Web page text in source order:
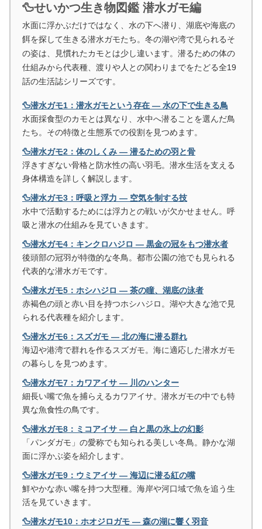
🦆せいかつ生き物図鑑 潜水ガモ編
水面に浮かぶだけではなく、水の下へ潜り、湖底や海底の
餌を探して生きる潜水ガモたち。冬の湖や湾で見られるそ
の姿は、見慣れたカモとは少し違います。潜るための体の
仕組みから代表種、渡りや人との関わりまでをたどる全19
話の生活誌シリーズです。
🦆潜水ガモ1：潜水ガモという存在 ― 水の下で生きる鳥
水面採食型のカモとは異なり、水中へ潜ることを選んだ鳥
たち。その特徴と生態系での役割を見つめます。
🦆潜水ガモ2：体のしくみ ― 潜るための羽と骨
浮きすぎない骨格と防水性の高い羽毛。潜水生活を支える
身体構造を詳しく解説します。
🦆潜水ガモ3：呼吸と浮力 ― 空気を制する技
水中で活動するためには浮力との戦いが欠かせません。呼
吸と潜水の仕組みを見ていきます。
🦆潜水ガモ4：キンクロハジロ ― 黒金の冠をもつ潜水者
後頭部の冠羽が特徴的な冬鳥。都市公園の池でも見られる
代表的な潜水ガモです。
🦆潜水ガモ5：ホシハジロ ― 茶の瞳、湖底の泳者
赤褐色の頭と赤い目を持つホシハジロ。湖や大きな池で見
られる代表種を紹介します。
🦆潜水ガモ6：スズガモ ― 北の海に潜る群れ
海辺や港湾で群れを作るスズガモ。海に適応した潜水ガモ
の暮らしを見つめます。
🦆潜水ガモ7：カワアイサ ― 川のハンター
細長い嘴で魚を捕らえるカワアイサ。潜水ガモの中でも特
異な魚食性の鳥です。
🦆潜水ガモ8：ミコアイサ ― 白と黒の氷上の幻影
「パンダガモ」の愛称でも知られる美しい冬鳥。静かな湖
面に浮かぶ姿を紹介します。
🦆潜水ガモ9：ウミアイサ ― 海辺に潜る紅の嘴
鮮やかな赤い嘴を持つ大型種。海岸や河口域で魚を追う生
活を見ていきます。
🦆潜水ガモ10：ホオジロガモ ― 森の湖に響く羽音